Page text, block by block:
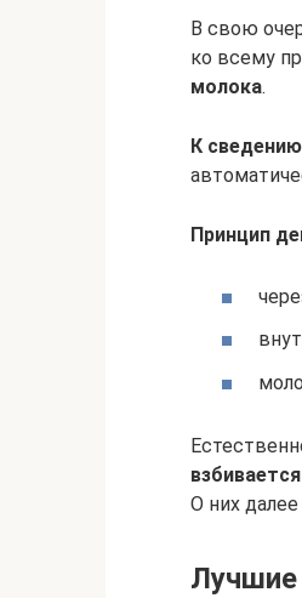
В свою
ко всему
молока.
К
Принцип
О них
Лучшие